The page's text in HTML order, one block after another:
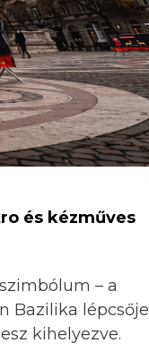
és kézműves
– a
Bazilika lépcsője
kihelyezve.